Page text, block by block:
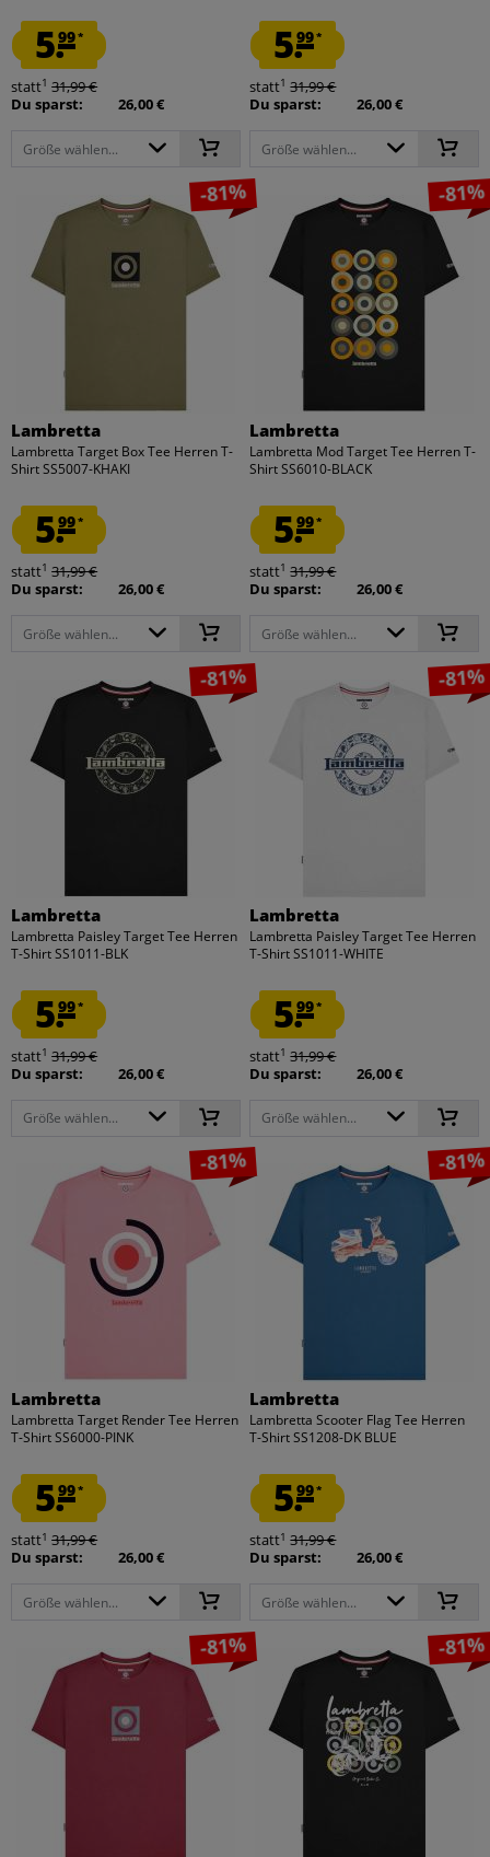
5.99*
statt1 31,99 €
Du sparst:
26,00 €
Größe wählen...
5.99*
statt1 31,99 €
Du sparst:
26,00 €
Größe wählen...
-81%
Lambretta
Lambretta Target Box Tee Herren T-
Shirt SS5007-KHAKI
5.99*
statt1 31,99 €
Du sparst:
26,00 €
Größe wählen...
-81%
Lambretta
Lambretta Mod Target Tee Herren T-
Shirt SS6010-BLACK
5.99*
statt1 31,99 €
Du sparst:
26,00 €
Größe wählen...
-81%
Lambretta
Lambretta Paisley Target Tee Herren
T-Shirt SS1011-BLK
5.99*
statt1 31,99 €
Du sparst:
26,00 €
Größe wählen...
-81%
Lambretta
Lambretta Paisley Target Tee Herren
T-Shirt SS1011-WHITE
5.99*
statt1 31,99 €
Du sparst:
26,00 €
Größe wählen...
-81%
Lambretta
Lambretta Target Render Tee Herren
T-Shirt SS6000-PINK
5.99*
statt1 31,99 €
Du sparst:
26,00 €
Größe wählen...
-81%
Lambretta
Lambretta Scooter Flag Tee Herren
T-Shirt SS1208-DK BLUE
5.99*
statt1 31,99 €
Du sparst:
26,00 €
Größe wählen...
-81% -81%